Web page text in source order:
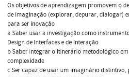
Os objetivos de aprendizagem promovem o
de imaginação (explorar, depurar, dialogar)
para ser inovação
a Saber usar a investigação como
Design de Interfaces e de Interação
b Saber integrar o itinerário metodológico
complexidade
c Ser capaz de usar um imaginário